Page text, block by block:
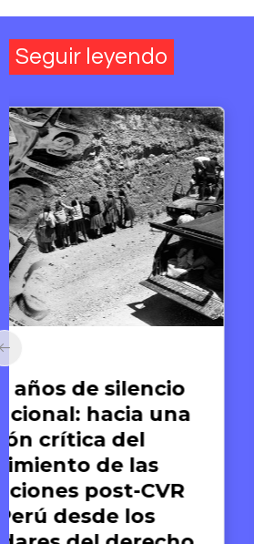
Seguir leyendo
El arte de
Anthony Bourdain
gastronomía como
medio para el
reconocimiento de
dignidad humana